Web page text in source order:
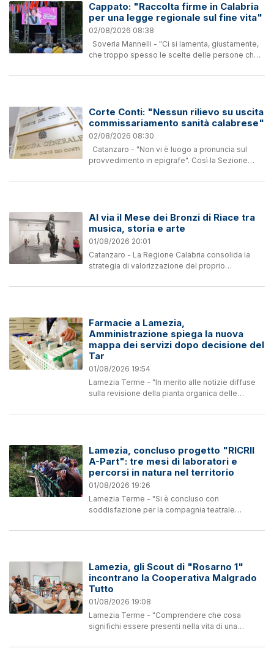
Cappato: "Raccolta firme in Calabria
per una legge regionale sul fine vita"
02/08/2026 08:38
Soveria Mannelli - "Ci si lamenta, giustamente,
che troppo spesso le scelte delle persone che
loro vita. Lamentarsi però non basta. Noi
Corte Conti: "Nessun rilievo su uscita
commissariamento sanità calabrese"
02/08/2026 08:30
Catanzaro - "Non vi è luogo a pronuncia sul
provvedimento in epigrafe". Così la Sezione
governo e delle amministrazioni dello Stato
Al via il Mese dei Bronzi di Riace tra
musica, storia e arte
01/08/2026 20:01
Catanzaro - La Regione Calabria consolida la
strategia di valorizzazione del proprio
Bronzi di Riace", istituito con la Legge Regionale
Farmacie a Lamezia,
Amministrazione spiega la nuova
mappa dei servizi dopo decisione del
Tar
01/08/2026 19:54
Lamezia Terme - "In merito alle notizie diffuse
sulla revisione della pianta organica delle
doveroso fare chiarezza verso tutti i cittadini,
Lamezia, concluso progetto "RICRII
A-Part": tre mesi di laboratori e
percorsi in natura nel territorio
01/08/2026 19:26
Lamezia Terme - "Si è concluso con
soddisfazione per la compagnia teatrale
Part “Attraverso Me”, un percorso che da maggio
Lamezia, gli Scout di "Rosarno 1"
incontrano la Cooperativa Malgrado
Tutto
01/08/2026 19:08
Lamezia Terme - "Comprendere che cosa
significhi essere presenti nella vita di una
concrete. È questo il senso della giornata che si